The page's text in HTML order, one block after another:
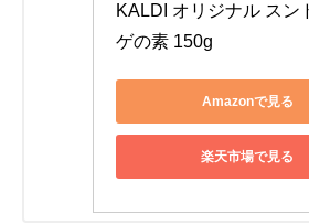
KALDI オリジナル スン
ゲの素 150g
Amazonで見る
楽天市場で見る